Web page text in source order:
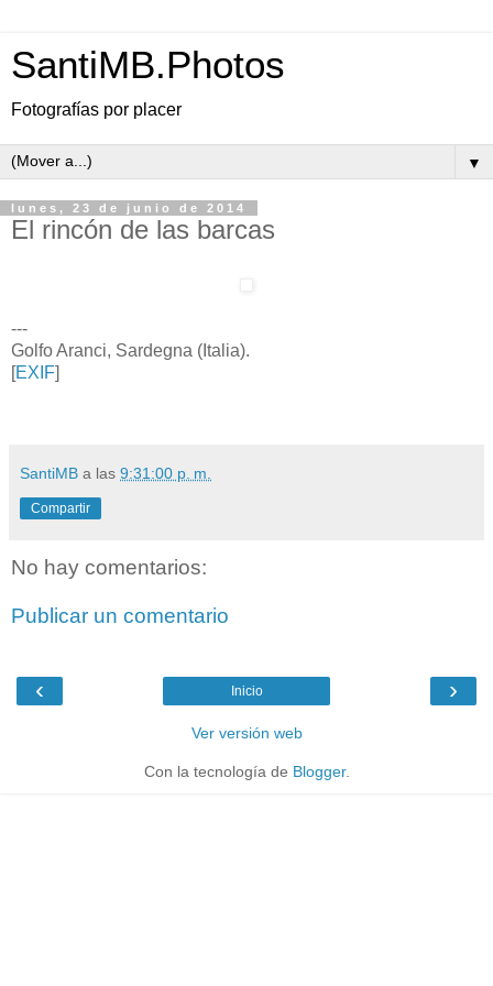
SantiMB.Photos
Fotografías por placer
▼
lunes, 23 de junio de 2014
El rincón de las barcas
---
Golfo Aranci, Sardegna (Italia).
[EXIF]
SantiMB a las 9:31:00 p. m.
Compartir
No hay comentarios:
Publicar un comentario
‹ ›
Inicio
Ver versión web
Con la tecnología de Blogger.